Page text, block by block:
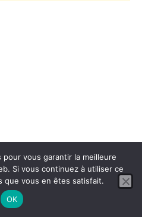
vous garantir la meilleure
Si vous continuez à utiliser ce
que vous en êtes satisfait.
OK